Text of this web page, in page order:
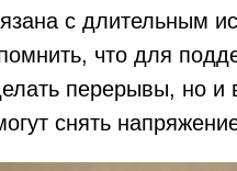
с длительным
что для
перерывы, но и
снять